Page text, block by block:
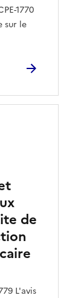
1770
sur le
de
L'avis